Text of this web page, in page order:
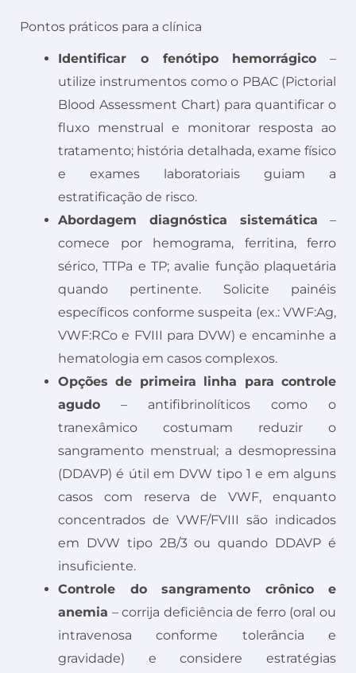
Pontos práticos para a clínica
Identificar o fenótipo hemorrágico –
utilize instrumentos como o PBAC (Pictorial
Blood Assessment Chart) para quantificar o
fluxo menstrual e monitorar resposta ao
tratamento; história detalhada, exame físico
e exames laboratoriais guiam a
estratificação de risco.
Abordagem diagnóstica sistemática –
comece por hemograma, ferritina, ferro
sérico, TTPa e TP; avalie função plaquetária
quando pertinente. Solicite painéis
específicos conforme suspeita (ex.: VWF:Ag,
VWF:RCo e FVIII para DVW) e encaminhe a
hematologia em casos complexos.
Opções de primeira linha para controle
agudo – antifibrinolíticos como o
tranexâmico costumam reduzir o
sangramento menstrual; a desmopressina
(DDAVP) é útil em DVW tipo 1 e em alguns
casos com reserva de VWF, enquanto
concentrados de VWF/FVIII são indicados
em DVW tipo 2B/3 ou quando DDAVP é
insuficiente.
Controle do sangramento crônico e
anemia – corrija deficiência de ferro (oral ou
intravenosa conforme tolerância e
gravidade) e considere estratégias